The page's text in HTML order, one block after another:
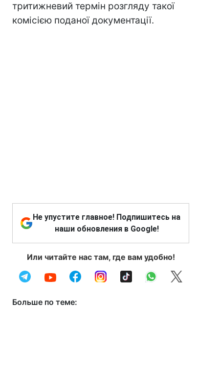
тритижневий термін розгляду такої
комісією поданої документації.
Не упустите главное! Подпишитесь на
наши обновления в Google!
Или читайте нас там, где вам удобно!
Больше по теме: